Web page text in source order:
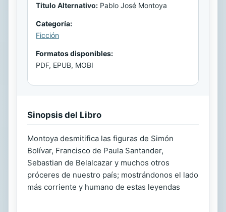
Titulo Alternativo: Pablo José Montoya
Categoría:
Ficción
Formatos disponibles:
PDF, EPUB, MOBI
Sinopsis del Libro
Montoya desmitifica las figuras de Simón
Bolívar, Francisco de Paula Santander,
Sebastian de Belalcazar y muchos otros
próceres de nuestro país; mostrándonos el lado
más corriente y humano de estas leyendas